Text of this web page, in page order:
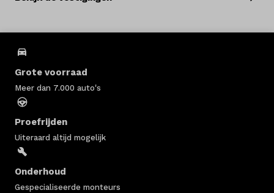
Grote voorraad
Meer dan 7.000 auto's
Proefrijden
Uiteraard altijd mogelijk
Onderhoud
Gespecialiseerde monteurs